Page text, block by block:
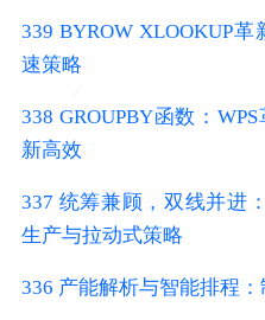
339 BYROW XLOOKUP
速策略
338 GROUPBY函数：
新高效
337 统筹兼顾，双线并进
生产与拉动式策略
336 产能解析与智能排程